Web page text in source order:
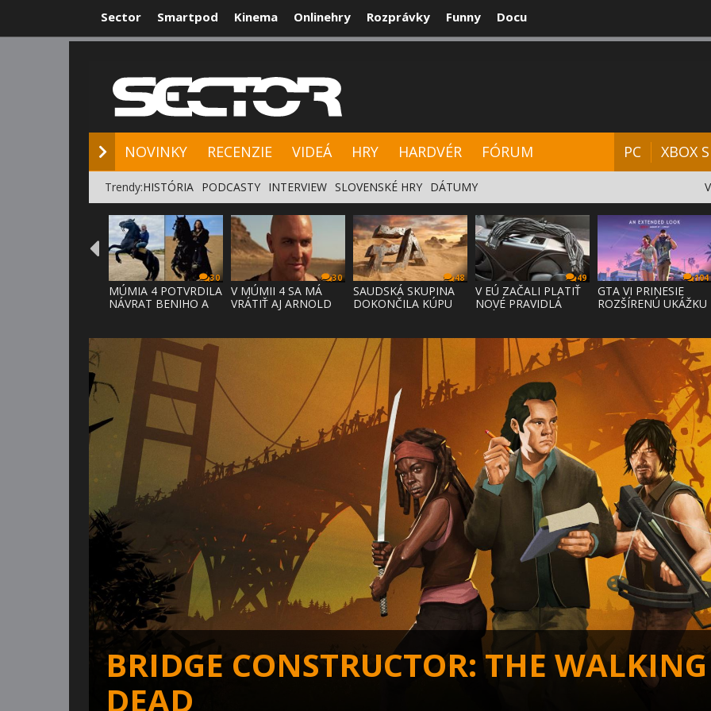
Sector Smartpod Kinema Onlinehry Rozprávky Funny Docu
NOVINKY RECENZIE VIDEÁ HRY HARDVÉR FÓRUM PC XBOX
Trendy:HISTÓRIA PODCASTY INTERVIEW SLOVENSKÉ HRY DÁTUMY
30
MÚMIA 4 POTVRDILA
NÁVRAT BENIHO A
30
V MÚMII 4 SA MÁ
VRÁTIŤ AJ ARNOLD
48
SAUDSKÁ SKUPINA
DOKONČILA KÚPU
49
V EÚ ZAČALI PLATIŤ
NOVÉ PRAVIDLÁ
104
GTA VI PRINESIE
ROZŠÍRENÚ UKÁŽKU
BRIDGE CONSTRUCTOR: THE WALKING
DEAD